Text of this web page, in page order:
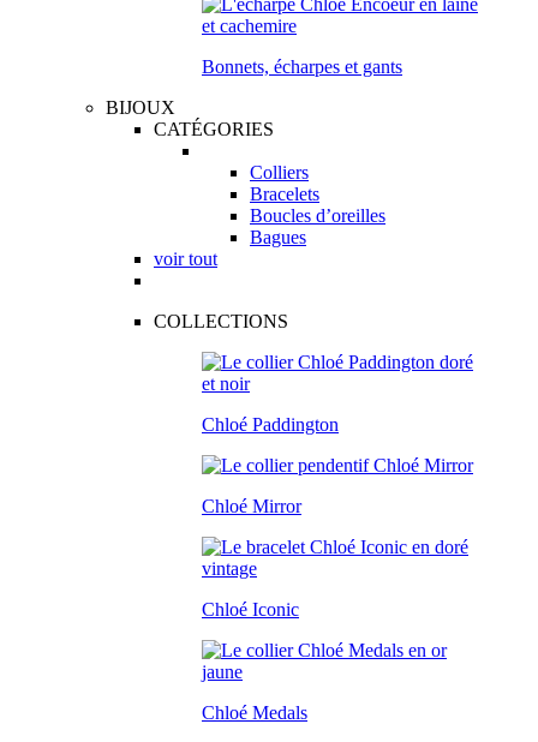
Bonnets, écharpes et gants
BIJOUX
CATÉGORIES
Colliers
Bracelets
Boucles d’oreilles
Bagues
voir tout
COLLECTIONS
Chloé Paddington
Chloé Mirror
Chloé Iconic
Chloé Medals